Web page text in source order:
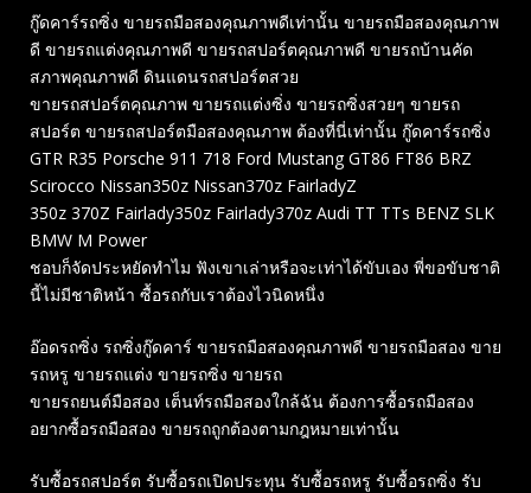
กู๊ดคาร์รถซิ่ง ขายรถมือสองคุณภาพดีเท่านั้น ขายรถมือสองคุณภาพ
ดี ขายรถแต่งคุณภาพดี ขายรถสปอร์ตคุณภาพดี ขายรถบ้านคัด
สภาพคุณภาพดี ดินแดนรถสปอร์ตสวย
ขายรถสปอร์ตคุณภาพ ขายรถแต่งซิ่ง ขายรถซิ่งสวยๆ ขายรถ
สปอร์ต ขายรถสปอร์ตมือสองคุณภาพ ต้องที่นี่เท่านั้น กู๊ดคาร์รถซิ่ง
GTR R35 Porsche 911 718 Ford Mustang GT86 FT86 BRZ
Scirocco Nissan350z Nissan370z FairladyZ
350z 370Z Fairlady350z Fairlady370z Audi TT TTs BENZ SLK
BMW M Power
ชอบก็จัดประหยัดทำไม ฟังเขาเล่าหรือจะเท่าได้ขับเอง พี่ขอขับชาติ
นี้ไม่มีชาติหน้า ซื้อรถกับเราต้องไวนิดหนึ่ง
อ๊อดรถซิ่ง รถซิ่งกู๊ดคาร์ ขายรถมือสองคุณภาพดี ขายรถมือสอง ขาย
รถหรู ขายรถแต่ง ขายรถซิ่ง ขายรถ
ขายรถยนต์มือสอง เต็นท์รถมือสองใกล้ฉัน ต้องการซื้อรถมือสอง
อยากซื้อรถมือสอง ขายรถถูกต้องตามกฎหมายเท่านั้น
รับซื้อรถสปอร์ต รับซื้อรถเปิดประทุน รับซื้อรถหรู รับซื้อรถซิ่ง รับ